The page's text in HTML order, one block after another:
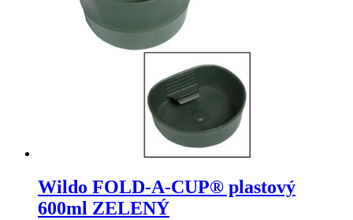
Wildo FOLD-A-CUP® plastový
600ml ZELENÝ